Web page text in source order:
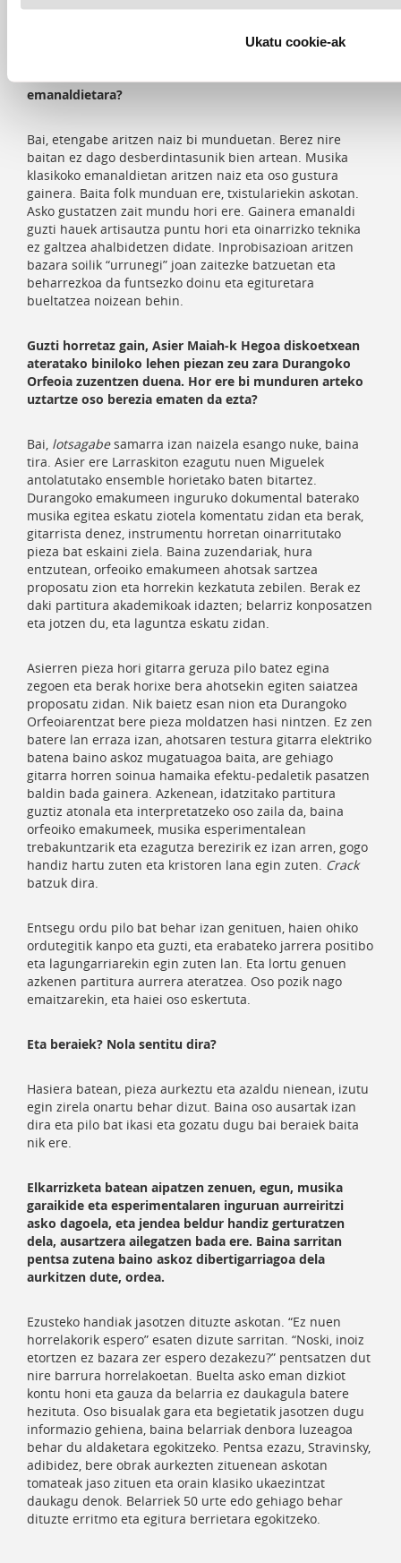
Ukatu cookie-ak
okerragoa da.
emanaldietara?
Bai, etengabe aritzen naiz bi munduetan. Berez nire
baitan ez dago desberdintasunik bien artean. Musika
klasikoko emanaldietan aritzen naiz eta oso gustura
gainera. Baita folk munduan ere, txistulariekin askotan.
Asko gustatzen zait mundu hori ere. Gainera emanaldi
guzti hauek artisautza puntu hori eta oinarrizko teknika
ez galtzea ahalbidetzen didate. Inprobisazioan aritzen
bazara soilik “urrunegi” joan zaitezke batzuetan eta
beharrezkoa da funtsezko doinu eta egituretara
bueltatzea noizean behin.
Guzti horretaz gain, Asier Maiah-k Hegoa diskoetxean
ateratako biniloko lehen piezan zeu zara Durangoko
Orfeoia zuzentzen duena. Hor ere bi munduren arteko
uztartze oso berezia ematen da ezta?
Bai, lotsagabesamarra izan naizela esango nuke, baina
tira. Asier ere Larraskiton ezagutu nuen Miguelek
antolatutako ensemble horietako baten bitartez.
Durangoko emakumeen inguruko dokumental baterako
musika egitea eskatu ziotela komentatu zidan eta berak,
gitarrista denez, instrumentu horretan oinarritutako
pieza bat eskaini ziela. Baina zuzendariak, hura
entzutean, orfeoiko emakumeen ahotsak sartzea
proposatu zion eta horrekin kezkatuta zebilen. Berak ez
daki partitura akademikoak idazten; belarriz konposatzen
eta jotzen du, eta laguntza eskatu zidan.
Asierren pieza hori gitarra geruza pilo batez egina
zegoen eta berak horixe bera ahotsekin egiten saiatzea
proposatu zidan. Nik baietz esan nion eta Durangoko
Orfeoiarentzat bere pieza moldatzen hasi nintzen. Ez zen
batere lan erraza izan, ahotsaren testura gitarra elektriko
batena baino askoz mugatuagoa baita, are gehiago
gitarra horren soinua hamaika efektu-pedaletik pasatzen
baldin bada gainera. Azkenean, idatzitako partitura
guztiz atonala eta interpretatzeko oso zaila da, baina
orfeoiko emakumeek, musika esperimentalean
trebakuntzarik eta ezagutza berezirik ez izan arren, gogo
handiz hartu zuten eta kristoren lana egin zuten. Crack
batzuk dira.
Entsegu ordu pilo bat behar izan genituen, haien ohiko
ordutegitik kanpo eta guzti, eta erabateko jarrera positibo
eta lagungarriarekin egin zuten lan. Eta lortu genuen
azkenen partitura aurrera ateratzea. Oso pozik nago
emaitzarekin, eta haiei oso eskertuta.
Eta beraiek? Nola sentitu dira?
Hasiera batean, pieza aurkeztu eta azaldu nienean, izutu
egin zirela onartu behar dizut. Baina oso ausartak izan
dira eta pilo bat ikasi eta gozatu dugu bai beraiek baita
nik ere.
Elkarrizketa batean aipatzen zenuen, egun, musika
garaikide eta esperimentalaren inguruan aurreiritzi
asko dagoela, eta jendea beldur handiz gerturatzen
dela, ausartzera ailegatzen bada ere. Baina sarritan
pentsa zutena baino askoz dibertigarriagoa dela
aurkitzen dute, ordea.
Ezusteko handiak jasotzen dituzte askotan. “Ez nuen
horrelakorik espero” esaten dizute sarritan. “Noski, inoiz
etortzen ez bazara zer espero dezakezu?” pentsatzen dut
nire barrura horrelakoetan. Buelta asko eman dizkiot
kontu honi eta gauza da belarria ez daukagula batere
hezituta. Oso bisualak gara eta begietatik jasotzen dugu
informazio gehiena, baina belarriak denbora luzeagoa
behar du aldaketara egokitzeko. Pentsa ezazu, Stravinsky,
adibidez, bere obrak aurkezten zituenean askotan
tomateak jaso zituen eta orain klasiko ukaezintzat
daukagu denok. Belarriek 50 urte edo gehiago behar
dituzte erritmo eta egitura berrietara egokitzeko.